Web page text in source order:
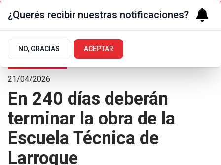
Pueblos del sur
21/04/2026
En 240 días deberán
terminar la obra de la
Escuela Técnica de
Larroque
¿Querés recibir nuestras notificaciones?
NO, GRACIAS ACEPTAR